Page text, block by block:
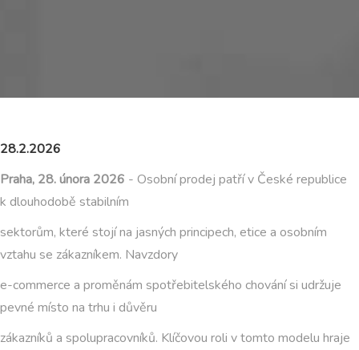
28.2.2026
Praha, 28. února 2026 - Osobní prodej patří v České republice
k dlouhodobě stabilním
sektorům, které stojí na jasných principech, etice a osobním
vztahu se zákazníkem. Navzdory
e-commerce a proměnám spotřebitelského chování si udržuje
pevné místo na trhu i důvěru
zákazníků a spolupracovníků. Klíčovou roli v tomto modelu hraje